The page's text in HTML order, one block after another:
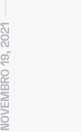
NOVEMBRO 19, 2021